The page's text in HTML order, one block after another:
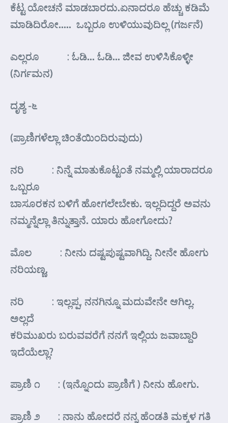
ಕೆಟ್ಟ ಯೋಚನೆ ಮಾಡಬಾರದು.ಏನಾದರೂ ಹೆಚ್ಚು ಕಡಿಮೆ
ಮಾಡಿದಿರೋ….. ಒಬ್ಬರೂ ಉಳಿಯುವುದಿಲ್ಲ (ಗರ್ಜನೆ)
ಎಲ್ಲರೂ : ಓಡಿ… ಓಡಿ… ಜೀವ ಉಳಿಸಿಕೊಳ್ಳೀ
(ನಿರ್ಗಮನ)
ದೃಶ್ಯ -೬
(ಪ್ರಾಣಿಗಳೆಲ್ಲಾ ಚಿಂತೆಯಿಂದಿರುವುದು)
ನರಿ : ನಿನ್ನೆ ಮಾತುಕೊಟ್ಟಂತೆ ನಮ್ಮಲ್ಲಿ ಯಾರಾದರೂ
ಒಬ್ಬರೂ
ಬಾಸೂರಕನ ಬಳಿಗೆ ಹೋಗಲೇಬೇಕು. ಇಲ್ಲದಿದ್ದರೆ ಅವನು
ನಮ್ಮನ್ನೆಲ್ಲಾ ತಿನ್ನುತ್ತಾನೆ. ಯಾರು ಹೋಗೋದು?
ಮೊಲ : ನೀನು ದಷ್ಟಪುಷ್ಟವಾಗಿದ್ದಿ. ನೀನೇ ಹೋಗು
ನರಿಯಣ್ಣ.
ನರಿ : ಇಲ್ಲಪ್ಪ, ನನಗಿನ್ನೂ ಮದುವೇನೇ ಆಗಿಲ್ಲ.
ಅಲ್ಲದೆ
ಕರಿಮುಖರು ಬರುವವರೆಗೆ ನನಗೆ ಇಲ್ಲಿಯ ಜವಾಬ್ದಾರಿ
ಇದೆಯೆಲ್ಲಾ?
ಪ್ರಾಣಿ ೧ : (ಇನ್ನೊಂದು ಪ್ರಾಣಿಗೆ ) ನೀನು ಹೋಗು.
ಪ್ರಾಣಿ ೨ : ನಾನು ಹೋದರೆ ನನ್ನ ಹೆಂಡತಿ ಮಕ್ಕಳ ಗತಿ